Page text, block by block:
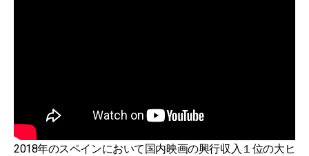
2018年のスペインにおいて国内映画の興行収入１位の大ヒ